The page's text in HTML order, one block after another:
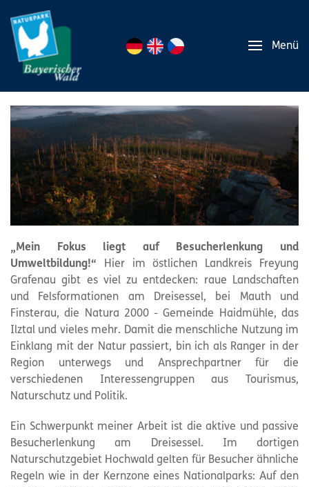
Menü
„Mein Fokus liegt auf Besucherlenkung und
Umweltbildung!“
Hier im östlichen Landkreis Freyung
Grafenau gibt es viel zu entdecken: raue Landschaften
und Felsformationen am Dreisessel, bei Mauth und
Finsterau, die Natura 2000 - Gemeinde Haidmühle, das
Ilztal und vieles mehr. Damit die menschliche Nutzung im
Einklang mit der Natur passiert, bin ich als Ranger in der
Region unterwegs und Ansprechpartner für die
verschiedenen Interessengruppen aus Tourismus,
Naturschutz und Politik.
Ein Schwerpunkt meiner Arbeit ist die aktive und passive
Besucherlenkung am Dreisessel. Im dortigen
Naturschutzgebiet Hochwald gelten für Besucher ähnliche
Regeln wie in der Kernzone eines Nationalparks: Auf den